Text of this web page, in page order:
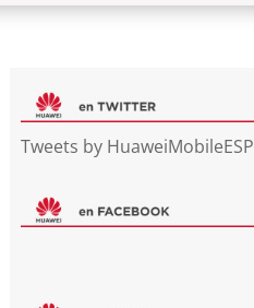
Tweets by HuaweiMobileESP